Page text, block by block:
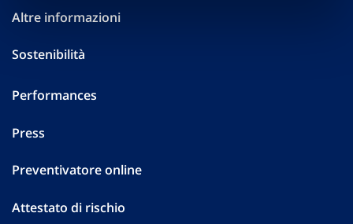
Altre informazioni
Sostenibilità
Performances
Press
Preventivatore online
Attestato di rischio